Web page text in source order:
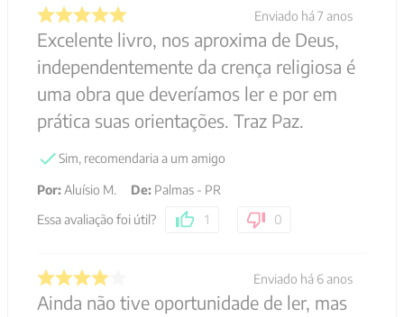
Enviado há 7 anos
Excelente livro, nos aproxima de Deus,
independentemente da crença religiosa é
uma obra que deveríamos ler e por em
prática suas orientações. Traz Paz.
Sim, recomendaria a um amigo
Por:Aluísio M. De: Palmas - PR
Essa avaliação foi útil?
1 0
Enviado há 6 anos
Ainda não tive oportunidade de ler, mas